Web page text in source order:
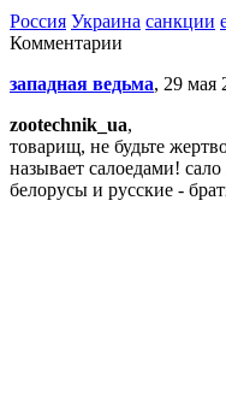
Россия Украина санкции
Комментарии
западная ведьма, 29 мая
zootechnik_ua,
товарищ, не будьте
называет салоедами!
белорусы и русские -